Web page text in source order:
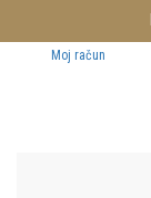
Moj račun